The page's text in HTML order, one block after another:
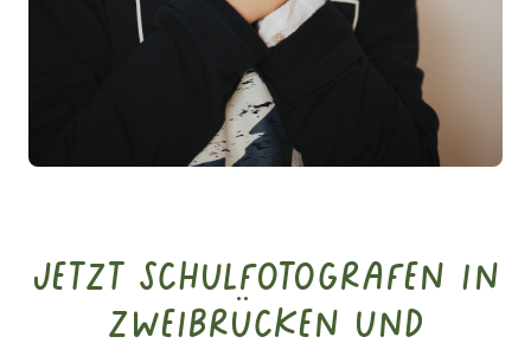
Jetzt Schulfotografen in
Zweibrücken und